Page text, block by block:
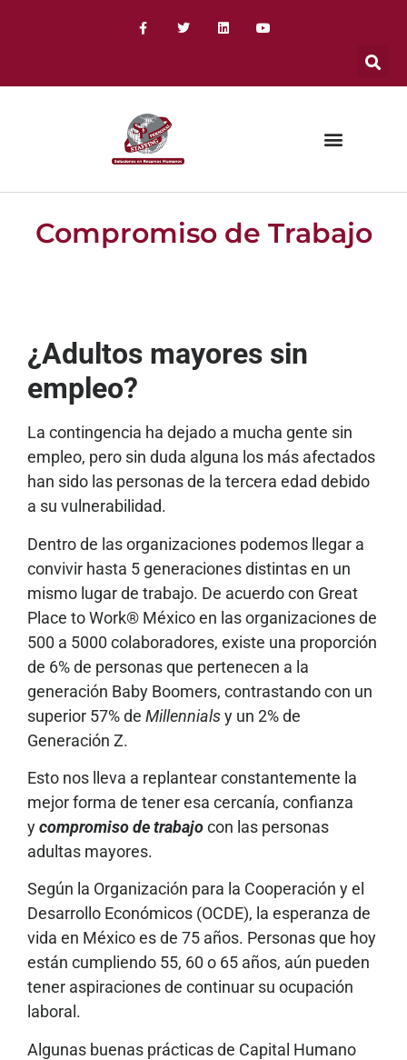
Compromiso de Trabajo
¿Adultos mayores sin
empleo?
La contingencia ha dejado a mucha gente sin
empleo, pero sin duda alguna los más afectados
han sido las personas de la tercera edad debido
a su vulnerabilidad.
Dentro de las organizaciones podemos llegar a
convivir hasta 5 generaciones distintas en un
mismo lugar de trabajo. De acuerdo con Great
Place to Work® México en las organizaciones de
500 a 5000 colaboradores, existe una proporción
de 6% de personas que pertenecen a la
generación Baby Boomers, contrastando con un
superior 57% de Millennialsy un 2% de
Generación Z.
Esto nos lleva a replantear constantemente la
mejor forma de tener esa cercanía, confianza
ycompromiso de trabajocon las personas
adultas mayores.
Según la Organización para la Cooperación y el
Desarrollo Económicos (OCDE), la esperanza de
vida en México es de 75 años. Personas que hoy
están cumpliendo 55, 60 o 65 años, aún pueden
tener aspiraciones de continuar su ocupación
laboral.
Algunas buenas prácticas de Capital Humano